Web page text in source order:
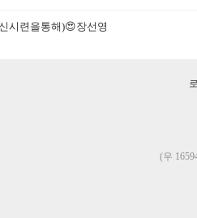
시련을통해)😍장선영
(우